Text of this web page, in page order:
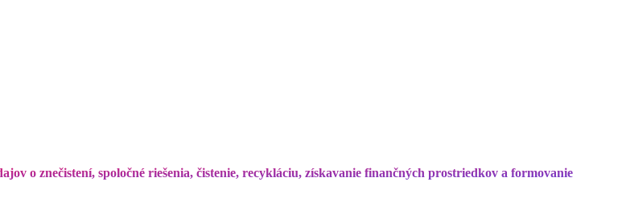
o znečistení, spoločné riešenia, čistenie, recykláciu, získavanie finančných prostriedkov a formovanie